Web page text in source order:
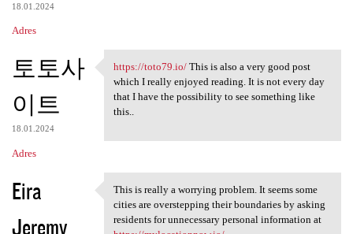
18.01.2024
Adres
토토사
이트
18.01.2024
Adres
https://toto79.io/ This is
https://toto79.io/This is also a very good post
which I really enjoyed reading. It is not every day
that I have the possibility to see something like
this..
Eira
Jeremy
This is really a worrying
This is really a worrying problem. It seems some
cities are overstepping their boundaries by asking
residents for unnecessary personal information at